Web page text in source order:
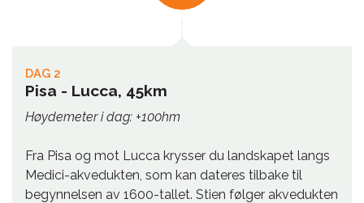
DAG 2
Pisa - Lucca, 45km
Høydemeter i dag: +100hm
Fra Pisa og mot Lucca krysser du landskapet langs
Medici-akvedukten, som kan dateres tilbake til
begynnelsen av 1600-tallet. Stien følger akvedukten